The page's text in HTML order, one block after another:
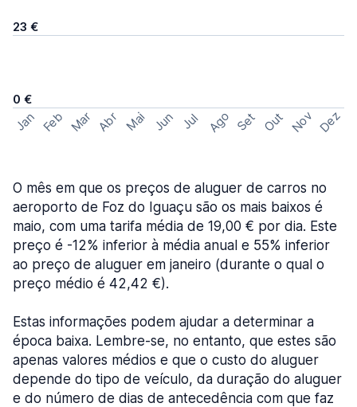
23 €
0 €
Jan Feb Mar Abr Mai Jun Jul Ago Set Out Nov Dez
O mês em que os preços de aluguer de carros no
aeroporto de Foz do Iguaçu são os mais baixos é
maio, com uma tarifa média de 19,00 € por dia. Este
preço é -12% inferior à média anual e 55% inferior
ao preço de aluguer em janeiro (durante o qual o
preço médio é 42,42 €).
Estas informações podem ajudar a determinar a
época baixa. Lembre-se, no entanto, que estes são
apenas valores médios e que o custo do aluguer
depende do tipo de veículo, da duração do aluguer
e do número de dias de antecedência com que faz